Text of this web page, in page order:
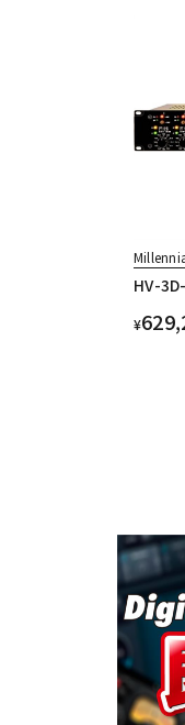
HV-
¥